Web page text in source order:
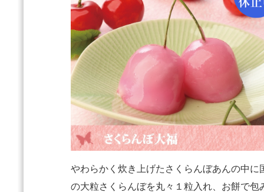
やわらかく炊き上げたさくらんぼあんの中に
の大粒さくらんぼを丸々１粒入れ、お餅で包